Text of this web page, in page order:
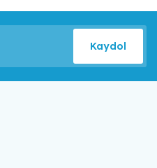
Kaydol